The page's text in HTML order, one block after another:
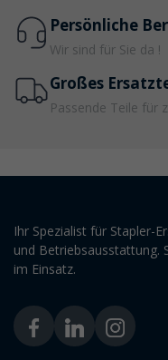
Persönliche
Wir sind für Sie da !
Großes
Passende Teile für
Ihr Spezialist für Stapler-
und Betriebsausstattung.
im Einsatz.